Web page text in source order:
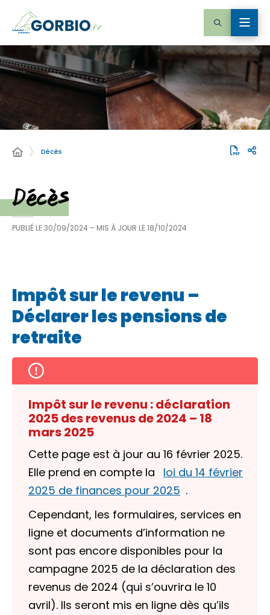
Décès
Décès
PUBLIÉ LE30/09/2024 – MIS À JOUR LE18/10/2024
Impôt sur le revenu –
Déclarer les pensions de
retraite
Impôt sur le revenu : déclaration
2025 des revenus de 2024 – 18
mars 2025
Cette page est à jour au 16 février 2025.
Elle prend en compte la
loi du 14 février
2025 de finances pour 2025 .
Cependant, les formulaires, services en
ligne et documents d’information ne
sont pas encore disponibles pour la
campagne 2025 de la déclaration des
revenus de 2024 (qui s’ouvrira le 10
avril). Ils seront mis en ligne dès qu’ils